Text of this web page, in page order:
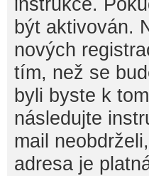
být aktivován.
nových
tím, než se
byli byste k
následujte
mail
adresa je